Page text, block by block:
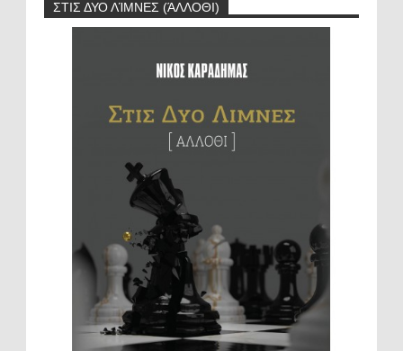
ΣΤΙΣ ΔΥΟ ΛΊΜΝΕΣ (ΆΛΛΟΘΙ)